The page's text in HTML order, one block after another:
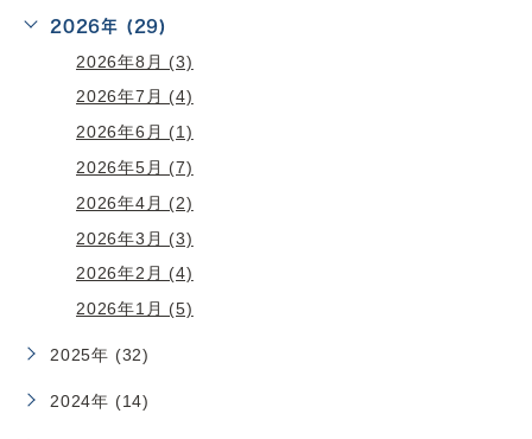
2026年 (29)
2026年8月 (3)
2026年7月 (4)
2026年6月 (1)
2026年5月 (7)
2026年4月 (2)
2026年3月 (3)
2026年2月 (4)
2026年1月 (5)
2025年 (32)
2024年 (14)